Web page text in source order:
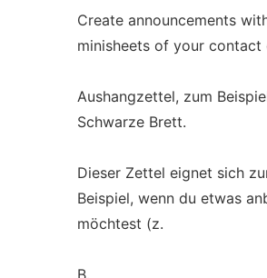
Create announcements
minisheets of your contact
Aushangzettel, zum
Schwarze Brett.
Dieser Zettel eignet sich
Beispiel, wenn du etwas
möchtest (z.
B.